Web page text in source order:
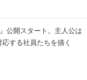
公開スタート。主人公は
する社員たちを描く